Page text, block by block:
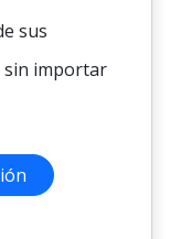
sus
sin importar